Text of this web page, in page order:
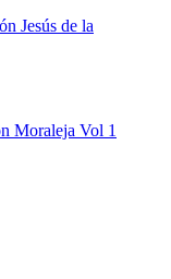
Moraleja Vol 1